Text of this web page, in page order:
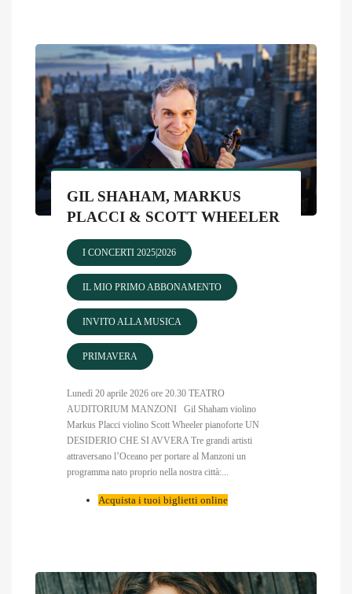
GIL SHAHAM, MARKUS
PLACCI & SCOTT WHEELER
I CONCERTI 2025|2026
IL MIO PRIMO ABBONAMENTO
INVITO ALLA MUSICA
PRIMAVERA
Lunedì 20 aprile 2026 ore 20.30 TEATRO
AUDITORIUM MANZONI Gil Shaham violino
Markus Placci violino Scott Wheeler pianoforte UN
DESIDERIO CHE SI AVVERA Tre grandi artisti
attraversano l’Oceano per portare al Manzoni un
programma nato proprio nella nostra città:...
Acquista i tuoi biglietti online